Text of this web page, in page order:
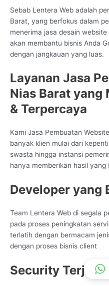
Sebab Lentera Web adalah
Barat, yang berfokus dalam
menerima jasa desain
akan membantu bisnis Anda
dengan jangkauan yang luas.
Layanan Jasa
Nias Barat yang
& Terpercaya
Kami Jasa Pembuatan
banyak klien mulai dari
swasta hingga instansi
hanya memberikan hasil yang
Developer yang
Team Lentera Web di segala
pada proses peningkatan
terlatih dengan bermacam
dengan proses bisnis client
Security Terjaga
CS